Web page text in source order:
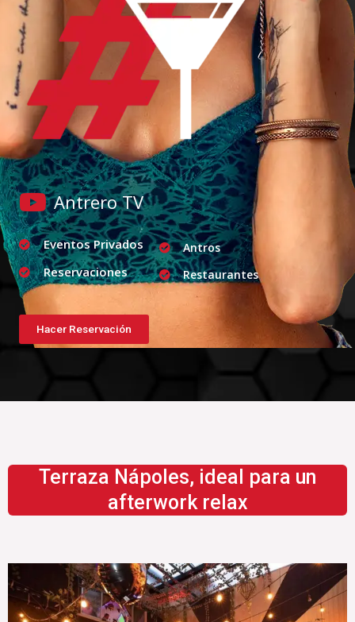
Antrero TV
Eventos Privados
Reservaciones
Antros
Restaurantes
Hacer Reservación
Terraza Nápoles, ideal para un
afterwork relax